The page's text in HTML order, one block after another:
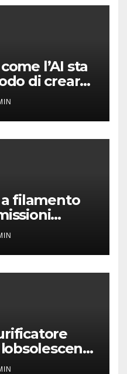
l’AI sta
di creare
filamento